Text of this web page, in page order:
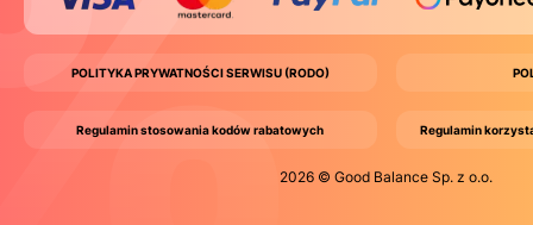
POLITYKA PRYWATNOŚCI SERWISU (RODO)
Regulamin stosowania kodów rabatowych Regulamin
2026 © Good Balance Sp. z o.o.